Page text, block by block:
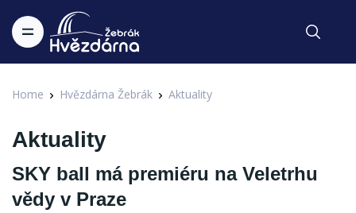
Home Hvězdárna Žebrák Aktuality
Aktuality
SKY ball má premiéru na Veletrhu
vědy v Praze